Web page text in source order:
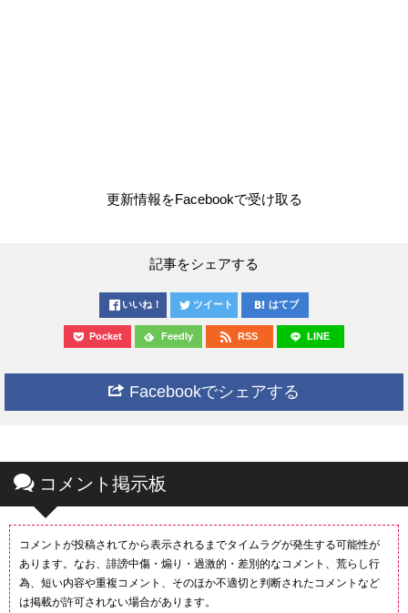
更新情報をFacebookで受け取る
記事をシェアする
いいね！ ツイート はてブ
Pocket Feedly RSS LINE
Facebookでシェアする
コメント掲示板
コメントが投稿されてから表示されるまでタイムラグが発生する可能性が
あります。なお、誹謗中傷・煽り・過激的・差別的なコメント、荒らし行
為、短い内容や重複コメント、そのほか不適切と判断されたコメントなど
は掲載が許可されない場合があります。